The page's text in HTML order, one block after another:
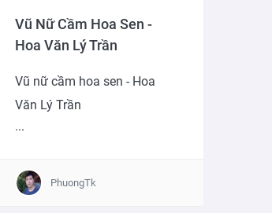
Vũ Nữ Cầm Hoa Sen -
Hoa Văn Lý Trần
Vũ nữ cầm hoa sen - Hoa
Văn Lý Trần
...
PhuongTk